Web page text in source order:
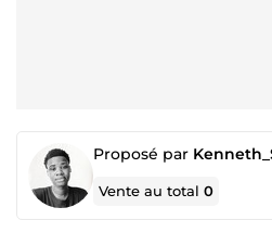
Proposé par
Vente au total0